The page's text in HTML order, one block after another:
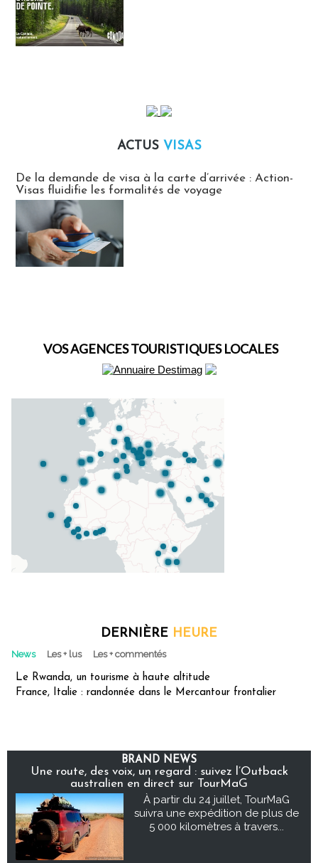
ACTUS VISAS
De la demande de visa à la carte d’arrivée : Action-
Visas fluidifie les formalités de voyage
VOS AGENCES TOURISTIQUES LOCALES
DERNIÈRE HEURE
News Les + lus Les + commentés
Le Rwanda, un tourisme à haute altitude
France, Italie : randonnée dans le Mercantour frontalier
BRAND NEWS
Une route, des voix, un regard : suivez l’Outback
australien en direct sur TourMaG
À partir du 24 juillet, TourMaG
suivra une expédition de plus de
5 000 kilomètres à travers...